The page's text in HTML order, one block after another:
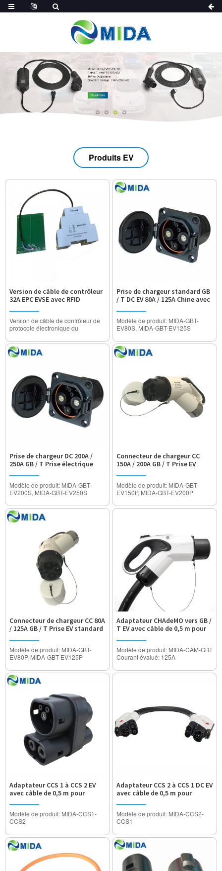
Produits EV
Version de câble de contrôleur
32A EPC EVSE avec RFID
Version de câble de contrôleur de
protocole électronique du
Modèle: MIDA-EPC-EVCD (Version
câble avec RFID)
Courant nominal: 10A 16A 20A 24A
Tension de fonctionnement: 110V ~
250V AC
Résistance d'isolation:> 1000MΩ
Augmentation de la température
thermale: <50K
Tension de tenue: 2000V
Prise de chargeur standard GB
/ T DC EV 80A / 125A Chine avec
Modèle de produit: MIDA-GBT-
EV80S, MIDA-GBT-EV125S
Tension de fonctionnement:
DC750V / 1000V
Tension de tenue: 3500V
Prise de chargeur DC 200A /
250A GB / T Prise électrique
Modèle de produit: MIDA-GBT-
EV200S, MIDA-GBT-EV250S
Tension de fonctionnement:
DC750V / 1000V
Tension de tenue: 3500V
Degré étanche: IP55
Certification: CE CQCA approuvé
Connecteur de chargeur CC
150A / 200A GB / T Prise EV
Modèle de produit: MIDA-GBT-
EV150P, MIDA-GBT-EV200P
Tension de fonctionnement:
Certification: CE CQCA approuvé
Connecteur de chargeur CC 80A
/ 125A GB / T Prise EV standard
Modèle de produit: MIDA-GBT-
EV80P, MIDA-GBT-EV125P
Tension de fonctionnement:
DC750V / 1000V
Tension de tenue: 3500V
Degré étanche: IP55
Certification: CE CQCA approuvé
Adaptateur CHAdeMO vers GB /
T EV avec câble de 0,5 m pour
Modèle de produit: MIDA-CAM-GBT
Courant évalué: 125A
DC100V-500V
Adaptateur CCS 1 à CCS 2 EV
avec câble de 0,5 m pour
Modèle de produit: MIDA-CCS1-
CCS2
Tension de fonctionnement:
DC1000V
Tension de tenue: 3200V
Degré étanche: IP55
Certification: approuvé CE
Adaptateur CCS 2 à CCS 1 DC EV
avec câble de 0,5 m pour
Modèle de produit: MIDA-CCS2-
CCS1
Tension de fonctionnement:
DC1000V
Tension de tenue: 2000V
Degré étanche: IP55
Certification: approuvé CE